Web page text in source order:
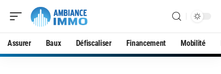
Assurer Baux Défiscaliser Financement Mobilité